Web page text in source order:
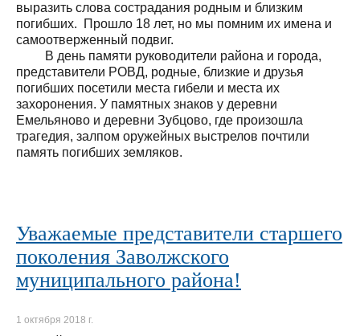
выразить слова сострадания родным и близким
погибших. Прошло 18 лет, но мы помним их имена и
самоотверженный подвиг.
В день памяти руководители района и города,
представители РОВД, родные, близкие и друзья
погибших посетили места гибели и места их
захоронения. У памятных знаков у деревни
Емельяново и деревни Зубцово, где произошла
трагедия, залпом оружейных выстрелов почтили
память погибших земляков.
Уважаемые представители старшего
поколения Заволжского
муниципального района!
1 октября 2018 г.